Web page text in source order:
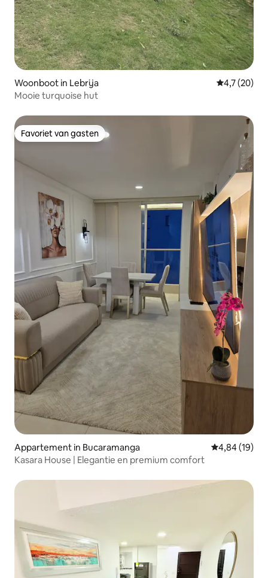
Woonboot in Lebrija
4,7 (20)
Mooie turquoise hut
Favoriet van gasten
Favoriet van gasten
Appartement in Bucaramanga Gemiddelde
4,84 (19)
Kasara House | Elegantie en premium comfort